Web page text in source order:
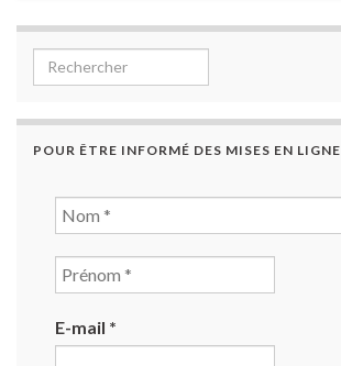
Search for:
POUR ÊTRE INFORMÉ DES MISES EN LIGNE
E-mail *